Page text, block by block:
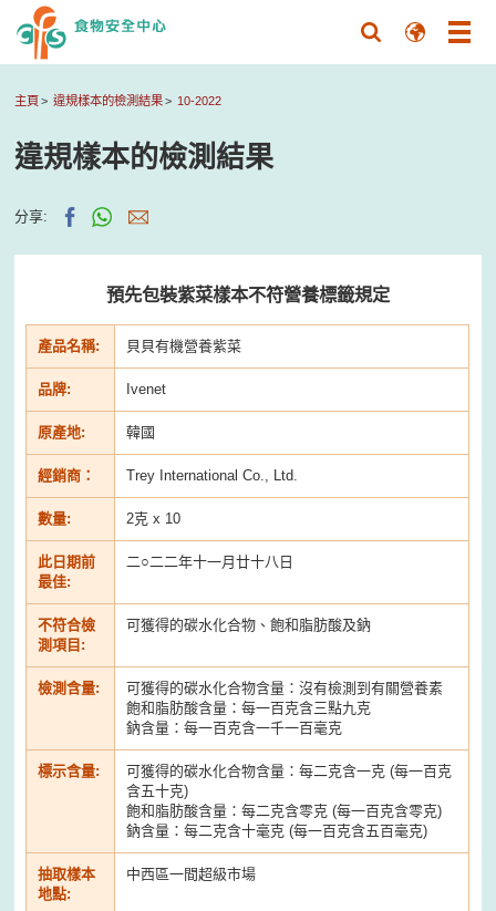
主頁 違規樣本的檢測結果 10-2022
違規樣本的檢測結果
分享:
預先包裝紫菜樣本不符營養標籤規定
產品名稱: 貝貝有機營養紫菜
品牌: Ivenet
原產地: 韓國
經銷商： Trey International Co., Ltd.
數量: 2克 x 10
此日期前
最佳:
二○二二年十一月廿十八日
不符合檢
測項目:
可獲得的碳水化合物、飽和脂肪酸及鈉
檢測含量:
可獲得的碳水化合物含量：沒有檢測到有關營養素
飽和脂肪酸含量：每一百克含三點九克
鈉含量：每一百克含一千一百毫克
標示含量:
可獲得的碳水化合物含量：每二克含一克 (每一百克
含五十克)
飽和脂肪酸含量：每二克含零克 (每一百克含零克)
鈉含量：每二克含十毫克 (每一百克含五百毫克)
抽取樣本
地點:
中西區一間超級市場